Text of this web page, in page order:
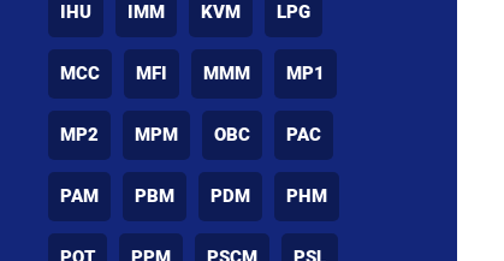
IHU IMM KVM LPG
MCC MFI MMM MP1
MP2 MPM OBC PAC
PAM PBM PDM PHM